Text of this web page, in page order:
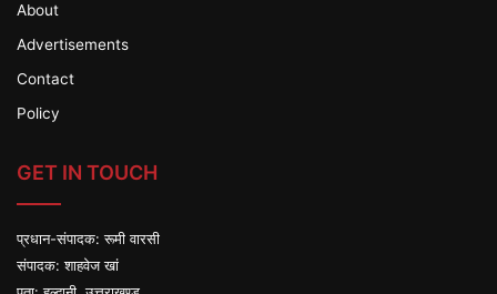
About
Advertisements
Contact
Policy
GET IN TOUCH
प्रधान-संपादक: रूमी वारसी
संपादक: शाहवेज खां